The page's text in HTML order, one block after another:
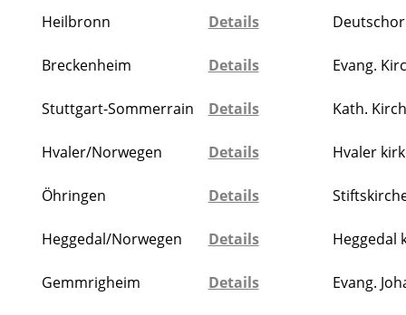
Heilbronn Details
Breckenheim Details Evang.
Stuttgart-Sommerrain Details Kath.
Hvaler/Norwegen Details Hvaler
Öhringen Details
Heggedal/Norwegen Details Heggedal
Gemmrigheim Details Evang.